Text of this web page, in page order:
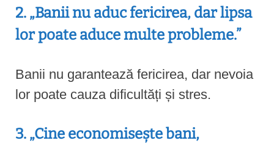
2. „Banii nu aduc fericirea, dar lipsa
lor poate aduce multe probleme.”
Banii nu garantează fericirea, dar nevoia
lor poate cauza dificultăți și stres.
3. „Cine economisește bani,